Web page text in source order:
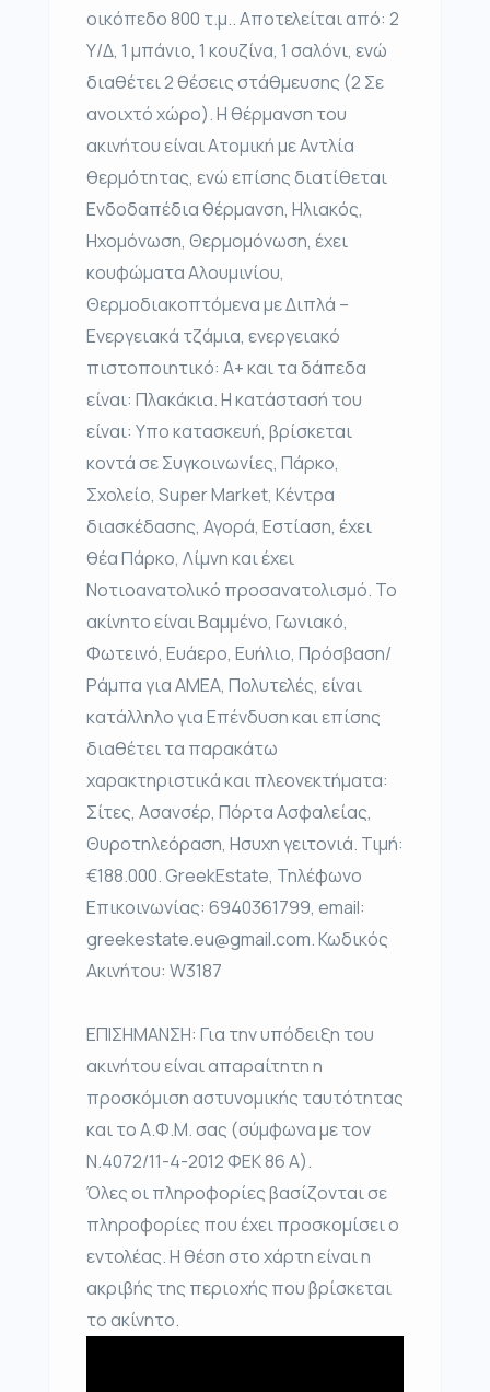
οικόπεδο 800 τ.μ.. Αποτελείται από: 2
Υ/Δ, 1 μπάνιο, 1 κουζίνα, 1 σαλόνι, ενώ
διαθέτει 2 θέσεις στάθμευσης (2 Σε
ανοιχτό χώρο). Η θέρμανση του
ακινήτου είναι Ατομική με Αντλία
θερμότητας, ενώ επίσης διατίθεται
Ενδοδαπέδια θέρμανση, Ηλιακός,
Ηχομόνωση, Θερμομόνωση, έχει
κουφώματα Αλουμινίου,
Θερμοδιακοπτόμενα με Διπλά –
Ενεργειακά τζάμια, ενεργειακό
πιστοποιητικό: Α+ και τα δάπεδα
είναι: Πλακάκια. Η κατάστασή του
είναι: Υπο κατασκευή, βρίσκεται
κοντά σε Συγκοινωνίες, Πάρκο,
Σχολείο, Super Market, Κέντρα
διασκέδασης, Αγορά, Εστίαση, έχει
θέα Πάρκο, Λίμνη και έχει
Νοτιοανατολικό προσανατολισμό. Το
ακίνητο είναι Βαμμένο, Γωνιακό,
Φωτεινό, Ευάερο, Ευήλιο, Πρόσβαση/
Ράμπα για ΑΜΕΑ, Πολυτελές, είναι
κατάλληλο για Επένδυση και επίσης
διαθέτει τα παρακάτω
χαρακτηριστικά και πλεονεκτήματα:
Σίτες, Ασανσέρ, Πόρτα Ασφαλείας,
Θυροτηλεόραση, Ησυχη γειτονιά. Τιμή:
€188.000. GreekEstate, Τηλέφωνο
Επικοινωνίας: 6940361799, email:
greekestate.eu@gmail.com. Κωδικός
Ακινήτου: W3187
ΕΠΙΣΗΜΑΝΣΗ: Για την υπόδειξη του
ακινήτου είναι απαραίτητη η
προσκόμιση αστυνομικής ταυτότητας
και το Α.Φ.Μ. σας (σύμφωνα με τον
Ν.4072/11-4-2012 ΦΕΚ 86 Α).
Όλες οι πληροφορίες βασίζονται σε
πληροφορίες που έχει προσκομίσει ο
εντολέας. Η θέση στο χάρτη είναι η
ακριβής της περιοχής που βρίσκεται
το ακίνητο.